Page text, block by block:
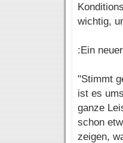
wichtig,
:Ein
"Stimmt
ist es
ganze
schon
zeigen,